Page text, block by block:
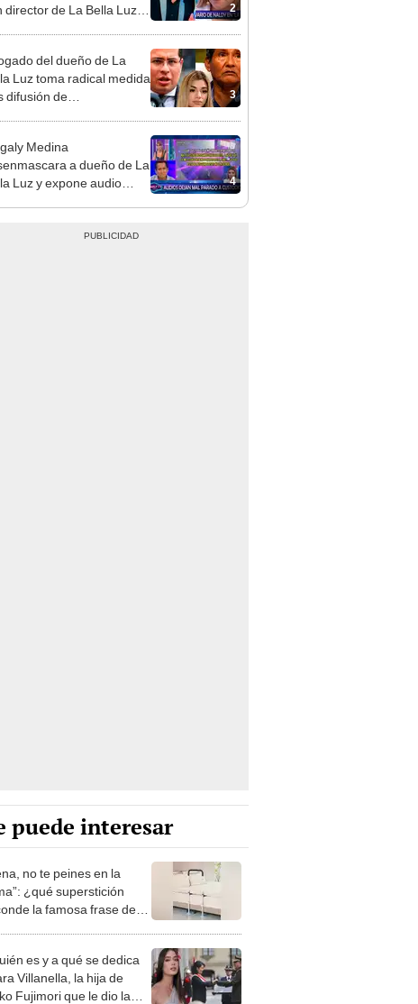
2
director de La Bella Luz
3
del dueño de La
Luz toma radical medida
difusión de
4
Medina
a dueño de La
Luz y expone audio
puede interesar
no te peines en la
¿qué superstición
la famosa frase de
es y a qué se dedica
Villanella, la hija de
Fujimori que le dio la